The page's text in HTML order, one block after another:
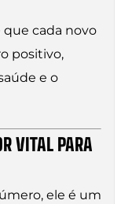
que cada novo
positivo,
e o
VITAL PARA
ele é um